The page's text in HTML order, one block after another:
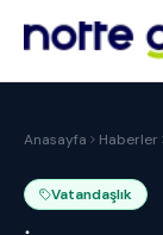
Anasayfa Haberler
Vatandaşlık